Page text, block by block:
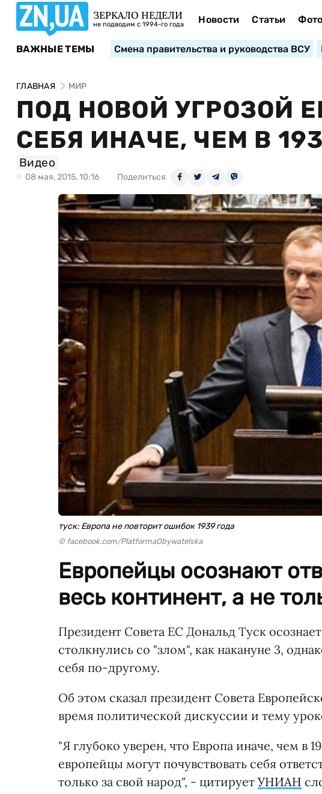
ЗЕРКАЛО НЕДЕЛИ
не подводим с 1994-го года Новости Статьи
ВАЖНЫЕ ТЕМЫ Смена правительства и руководства ВСУ
ГЛАВНАЯ МИР
ПОД НОВОЙ УГРОЗОЙ
СЕБЯ ИНАЧЕ, ЧЕМ В
Видео
08 мая, 2015, 10:16 Поделиться
туск: Европа не повторит ошибок 1939 года
© facebook.com/PlatformaObywatelska
Европейцы осознают
весь континент, а не
Президент Совета ЕС Дональд Туск
столкнулись со "злом", как накануне 3,
себя по-другому.
Об этом сказал президент Совета
время политической дискуссии и тему
"Я глубоко уверен, что Европа иначе, чем в
европейцы могут почувствовать себя
только за свой народ", - цитирует УНИАН